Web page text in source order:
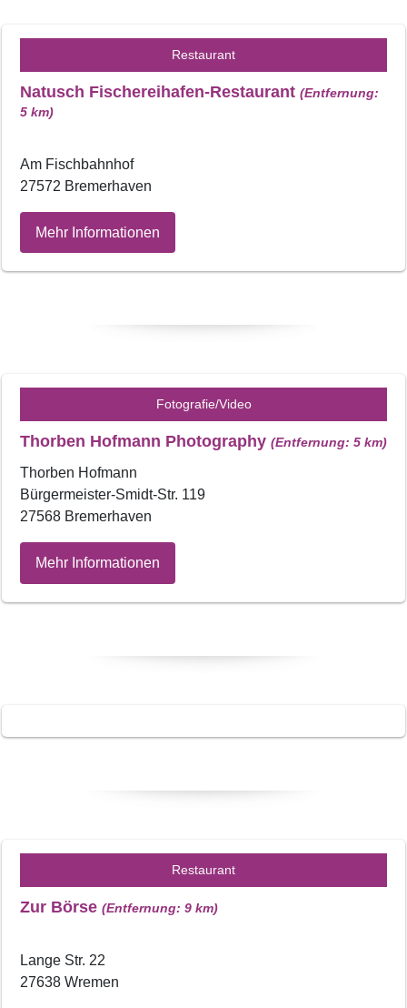
Restaurant
Natusch Fischereihafen-Restaurant (Entfernung:
5 km)
Am Fischbahnhof
27572 Bremerhaven
Mehr Informationen
Fotografie/Video
Thorben Hofmann Photography (Entfernung: 5 km)
Thorben Hofmann
Bürgermeister-Smidt-Str. 119
27568 Bremerhaven
Mehr Informationen
Restaurant
Zur Börse (Entfernung: 9 km)
Lange Str. 22
27638 Wremen